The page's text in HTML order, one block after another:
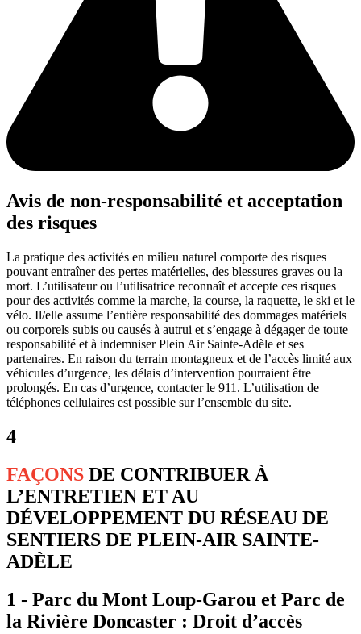
Avis de non-responsabilité et acceptation
des risques
La pratique des activités en milieu naturel comporte des risques
pouvant entraîner des pertes matérielles, des blessures graves ou la
mort. L’utilisateur ou l’utilisatrice reconnaît et accepte ces risques
pour des activités comme la marche, la course, la raquette, le ski et le
vélo. Il/elle assume l’entière responsabilité des dommages matériels
ou corporels subis ou causés à autrui et s’engage à dégager de toute
responsabilité et à indemniser Plein Air Sainte-Adèle et ses
partenaires. En raison du terrain montagneux et de l’accès limité aux
véhicules d’urgence, les délais d’intervention pourraient être
prolongés. En cas d’urgence, contacter le 911. L’utilisation de
téléphones cellulaires est possible sur l’ensemble du site.
4
FAÇONS DE CONTRIBUER À
L’ENTRETIEN ET AU
DÉVELOPPEMENT DU RÉSEAU DE
SENTIERS DE PLEIN-AIR SAINTE-
ADÈLE
1 - Parc du Mont Loup-Garou et Parc de
la Rivière Doncaster : Droit d’accès